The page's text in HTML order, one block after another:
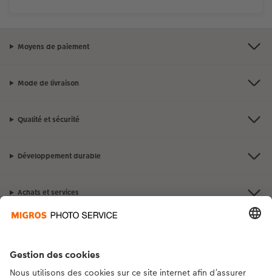
Moyens de paiement
Mode de livraison
Qualité et sécurité
Développement durable
Achats et services